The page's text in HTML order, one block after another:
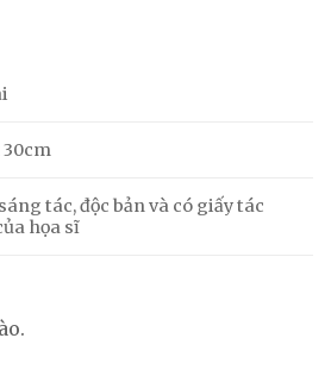
30cm
tác, độc bản và có giấy tác
họa sĩ